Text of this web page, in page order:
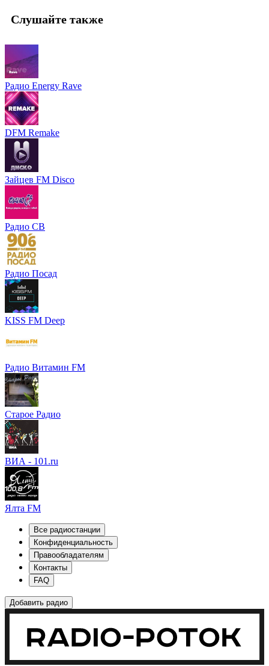
Слушайте также
Радио Energy Rave
DFM Remake
Зайцев FM Disco
Радио СВ
Радио Посад
KISS FM Deep
Радио Витамин FM
Старое Радио
ВИА - 101.ru
Ялта FM
Все радиостанции
Конфиденциальность
Правообладателям
Контакты
FAQ
Добавить радио